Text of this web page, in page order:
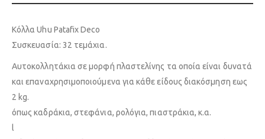
Κόλλα Uhu Patafix Deco
Συσκευασία: 32 τεμάχια.
Αυτοκολλητάκια σε μορφή πλαστελίνης τα οποία είναι δυνατά
και επαναχρησιμοποιούμενα για κάθε είδους διακόσμηση εως
2 kg.
όπως καδράκια, στεφάνια, ρολόγια, πιαστράκια, κ.α.
l